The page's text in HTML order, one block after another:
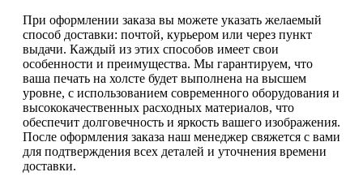
При оформлении заказа вы можете указать желаемый
способ доставки: почтой, курьером или через пункт
выдачи. Каждый из этих способов имеет свои
особенности и преимущества. Мы гарантируем, что
ваша печать на холсте будет выполнена на высшем
уровне, с использованием современного оборудования и
высококачественных расходных материалов, что
обеспечит долговечность и яркость вашего изображения.
После оформления заказа наш менеджер свяжется с вами
для подтверждения всех деталей и уточнения времени
доставки.